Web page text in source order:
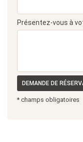
Présentez-vous à
DEMANDE DE
* champs obligatoires